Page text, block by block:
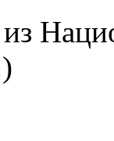
из